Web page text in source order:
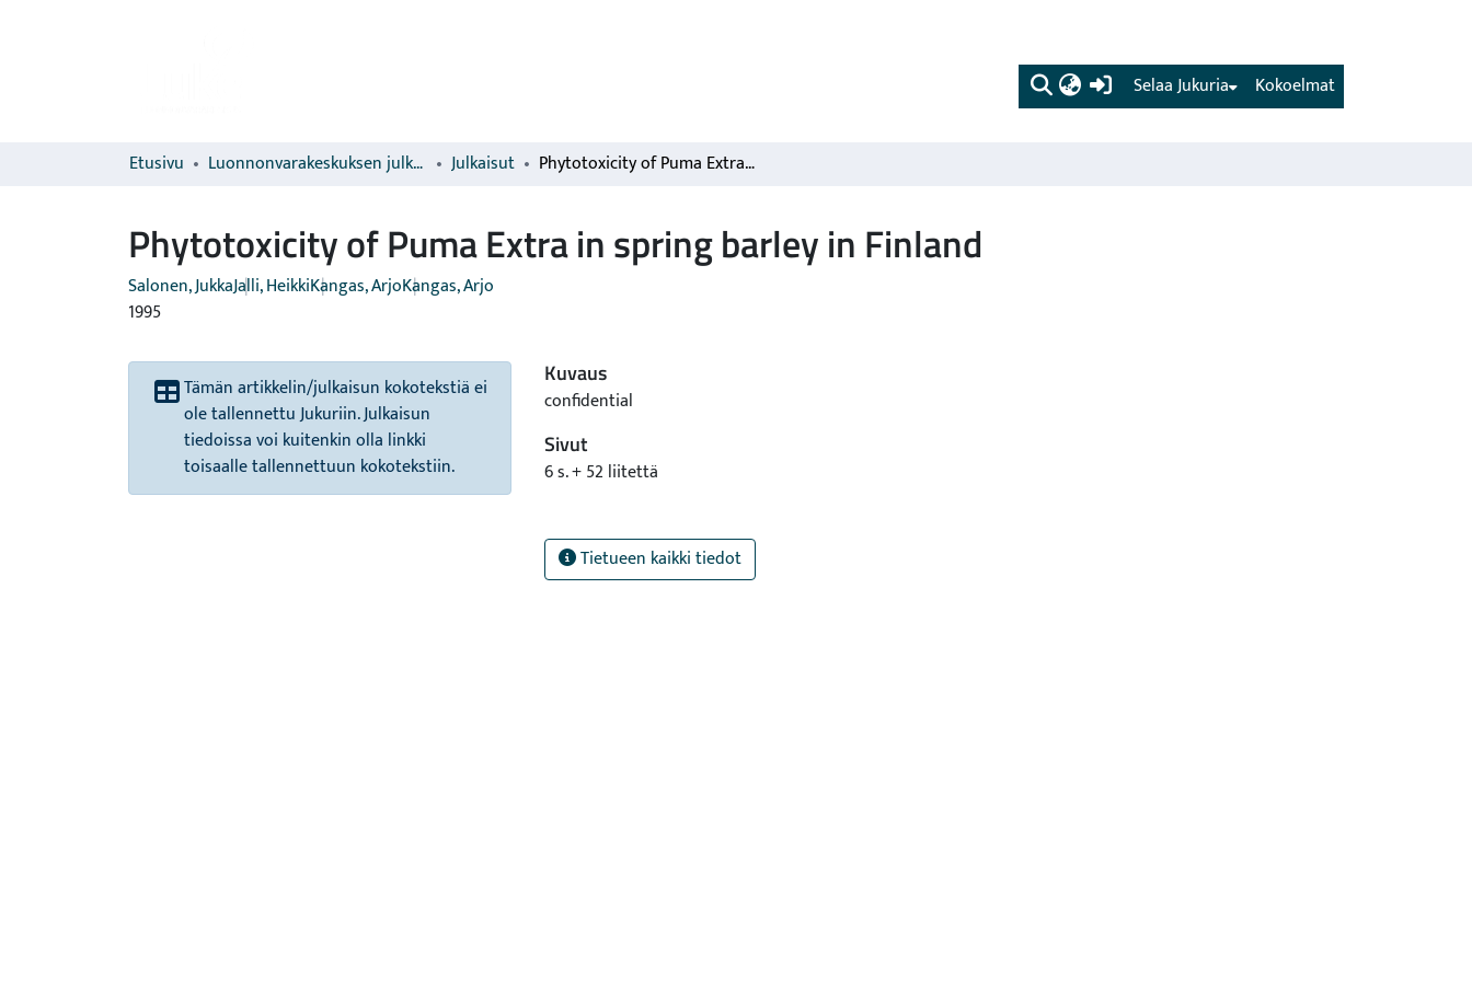
(current) Kokoelmat
Selaa Jukuria
Etusivu Luonnonvarakeskuksen julkaisut Julkaisut Phytotoxicity of Puma Extra in spring barley in Finland
Phytotoxicity of Puma Extra in spring barley in Finland
Salonen, JukkaJalli, HeikkiKangas, ArjoKangas, Arjo
1995
Tämän artikkelin/julkaisun kokotekstiä ei
ole tallennettu Jukuriin. Julkaisun
tiedoissa voi kuitenkin olla linkki
toisaalle tallennettuun kokotekstiin.
Kuvaus
confidential
Sivut
6 s. + 52 liitettä
Tietueen kaikki tiedot